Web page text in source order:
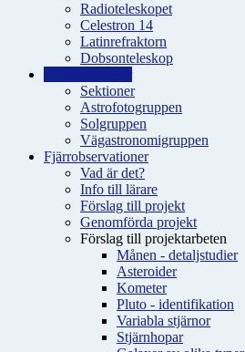
Radioteleskopet
Celestron 14
Latinrefraktorn
Dobsonteleskop
Sektioner
Astrofotogruppen
Solgruppen
Vägastronomigruppen
Fjärrobservationer
Vad är det?
Info till lärare
Förslag till projekt
Genomförda projekt
Förslag till projektarbeten
Månen - detaljstudier
Asteroider
Kometer
Pluto - identifikation
Variabla stjärnor
Stjärnhopar